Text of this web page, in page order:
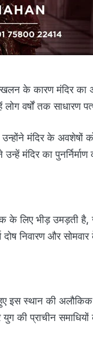
के कारण मंदिर का
वर्षों तक साधारण
मंदिर के अवशेषों
मंदिर का
के लिए भीड़ उमड़ती
निवारण और
इस स्थान की
युग की प्राचीन